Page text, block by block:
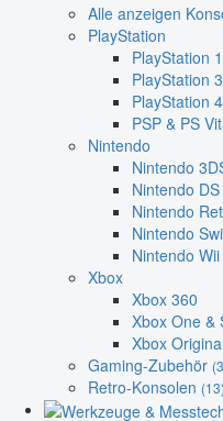
Alle anzeigen
PlayStation
PlayStation
PlayStation 3
PlayStation
PSP & PS
Nintendo
Nintendo
Nintendo
Nintendo
Nintendo
Nintendo
Xbox
Xbox 360
Xbox One &
Xbox Original
Gaming-Zubehör
Retro-Konsolen (13)